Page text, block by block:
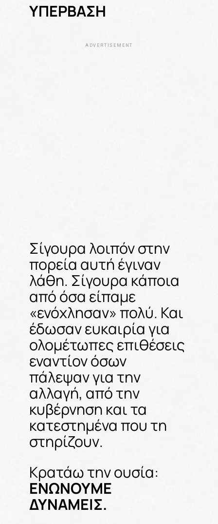
ΥΠΕΡΒΑΣΗ
ADVERTISEMENT
Σίγουρα λοιπόν στην
πορεία αυτή έγιναν
λάθη. Σίγουρα κάποια
από όσα είπαμε
«ενόχλησαν» πολύ. Και
έδωσαν ευκαιρία για
ολομέτωπες επιθέσεις
εναντίον όσων
πάλεψαν για την
αλλαγή, από την
κυβέρνηση και τα
κατεστημένα που τη
στηρίζουν.
Κρατάω την ουσία:
ΕΝΩΝΟΥΜΕ
ΔΥΝΑΜΕΙΣ.